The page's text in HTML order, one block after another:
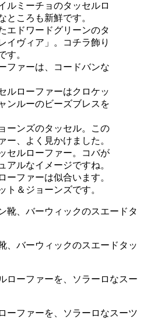
、バーウィックのスエードタッ
ーファーを、ソラーロなスーツ